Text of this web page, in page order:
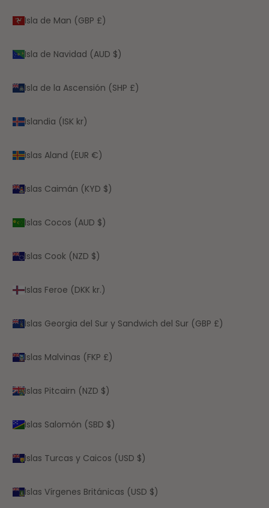
Isla de Man (GBP £)
Isla de Navidad (AUD $)
Isla de la Ascensión (SHP £)
Islandia (ISK kr)
Islas Aland (EUR €)
Islas Caimán (KYD $)
Islas Cocos (AUD $)
Islas Cook (NZD $)
Islas Feroe (DKK kr.)
Islas Georgia del Sur y Sandwich del Sur (GBP £)
Islas Malvinas (FKP £)
Islas Pitcairn (NZD $)
Islas Salomón (SBD $)
Islas Turcas y Caicos (USD $)
Islas Vírgenes Británicas (USD $)